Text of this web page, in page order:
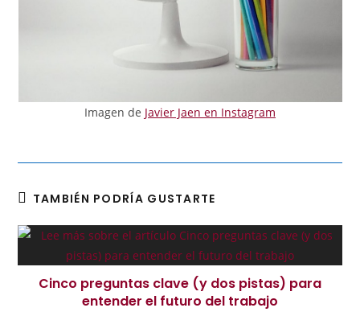
Imagen de Javier Jaen en Instagram
TAMBIÉN PODRÍA GUSTARTE
Cinco preguntas clave (y dos pistas) para
entender el futuro del trabajo